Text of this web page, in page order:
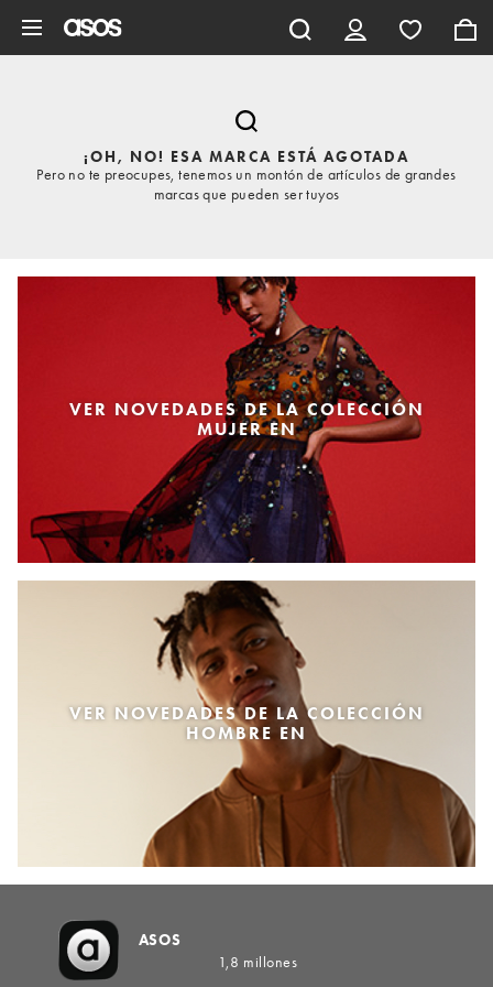
¡OH, NO! ESA MARCA ESTÁ AGOTADA
Pero no te preocupes, tenemos un montón de artículos de grandes
marcas que pueden ser tuyos
VER NOVEDADES DE LA COLECCIÓN
MUJER EN
VER NOVEDADES DE LA COLECCIÓN
HOMBRE EN
ASOS
1,8 millones